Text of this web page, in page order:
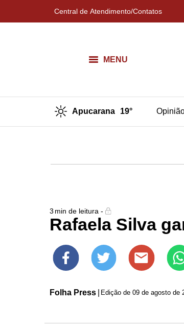
Central de Atendimento/Contatos
MENU
Apucarana 19°
3 min de leitura -
Rafaela Silva
Folha Press Edição de 09 de